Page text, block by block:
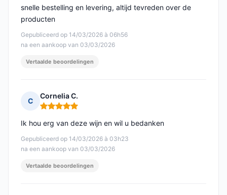
Gepubliceerd op 14/03/2026 à 06h56
na een aankoop van 03/03/2026
snelle bestelling en levering, altijd tevreden over de
producten
Vertaalde beoordelingen
C
Cornelia C.
Opmerking: 5 van 5
Gepubliceerd op 14/03/2026 à 03h23
na een aankoop van 03/03/2026
Ik hou erg van deze wijn en wil u bedanken
Vertaalde beoordelingen